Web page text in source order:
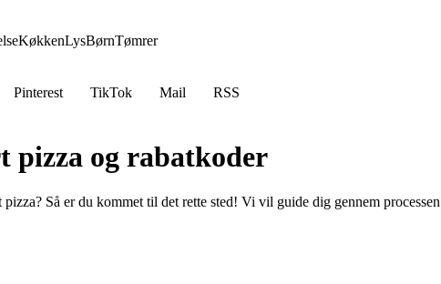
KøkkenLysBørnTømrer
Pinterest TikTok Mail
RSS
pizza og rabatkoder
Så er du kommet til det rette sted! Vi vil guide dig gennem